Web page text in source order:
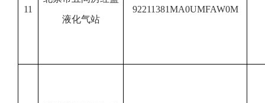
11
液化气站
92211381MA0UMFAW0M